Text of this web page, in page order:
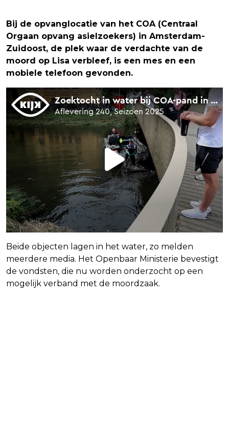
Bij de opvanglocatie van het COA (Centraal
Orgaan opvang asielzoekers) in Amsterdam-
Zuidoost, de plek waar de verdachte van de
moord op Lisa verbleef, is een mes en een
mobiele telefoon gevonden.
Beide objecten lagen in het water, zo melden
meerdere media. Het Openbaar Ministerie bevestigt
de vondsten, die nu worden onderzocht op een
mogelijk verband met de moordzaak.